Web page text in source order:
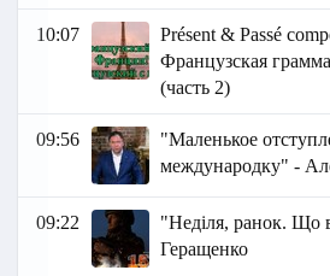
10:07
Présent & Passé
Французская
(часть 2)
09:56
"Маленькое
международку" -
09:22
"Неділя, ранок. Що
Геращенко